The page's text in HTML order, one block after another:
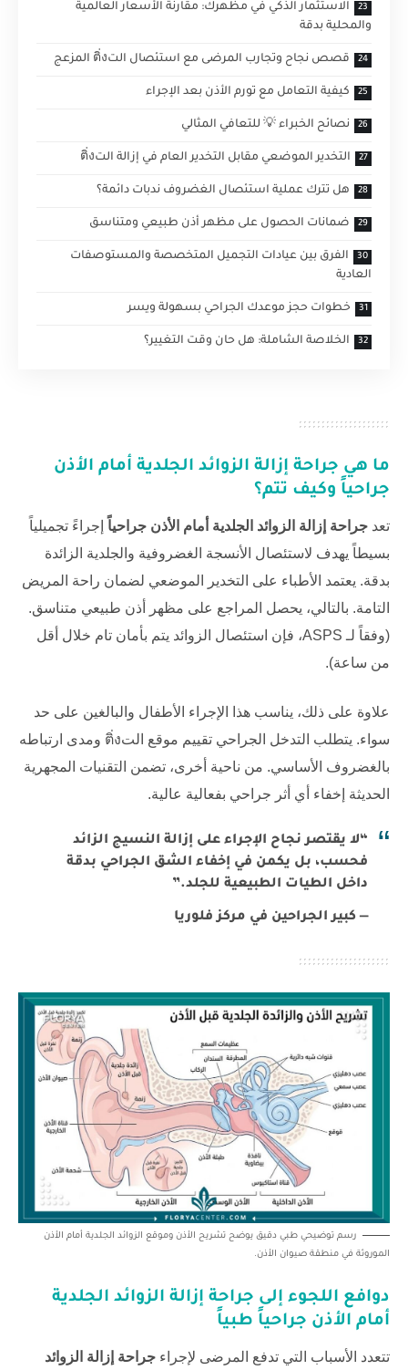
الاستثمار الذكي في مظهرك: مقارنة الأسعار العالمية
والمحلية بدقة
قصص نجاح وتجارب المرضى مع استئصال التติ่ง المزعج
كيفية التعامل مع تورم الأذن بعد الإجراء
نصائح الخبراء 💡 للتعافي المثالي
التخدير الموضعي مقابل التخدير العام في إزالة التติ่ง
هل تترك عملية استئصال الغضروف ندبات دائمة؟
ضمانات الحصول على مظهر أذن طبيعي ومتناسق
الفرق بين عيادات التجميل المتخصصة والمستوصفات
العادية
خطوات حجز موعدك الجراحي بسهولة ويسر
الخلاصة الشاملة: هل حان وقت التغيير؟
ما هي جراحة إزالة الزوائد الجلدية أمام الأذن
جراحياً وكيف تتم؟
تعد جراحة إزالة الزوائد الجلدية أمام الأذن جراحياً إجراءً تجميلياً
بسيطاً يهدف لاستئصال الأنسجة الغضروفية والجلدية الزائدة
بدقة. يعتمد الأطباء على التخدير الموضعي لضمان راحة المريض
التامة. بالتالي، يحصل المراجع على مظهر أذن طبيعي متناسق.
(وفقاً لـ ASPS، فإن استئصال الزوائد يتم بأمان تام خلال أقل
من ساعة).
علاوة على ذلك، يناسب هذا الإجراء الأطفال والبالغين على حد
سواء. يتطلب التدخل الجراحي تقييم موقع التติ่ง ومدى ارتباطه
بالغضروف الأساسي. من ناحية أخرى، تضمن التقنيات المجهرية
الحديثة إخفاء أي أثر جراحي بفعالية عالية.
“لا يقتصر نجاح الإجراء على إزالة النسيج الزائد
فحسب، بل يكمن في إخفاء الشق الجراحي بدقة
داخل الطيات الطبيعية للجلد.”
— كبير الجراحين في مركز فلوريا
رسم توضيحي طبي دقيق يوضح تشريح الأذن وموقع الزوائد الجلدية أمام الأذن
الموروثة في منطقة صيوان الأذن.
دوافع اللجوء إلى جراحة إزالة الزوائد الجلدية
أمام الأذن جراحياً طبياً
تتعدد الأسباب التي تدفع المرضى لإجراء جراحة إزالة الزوائد